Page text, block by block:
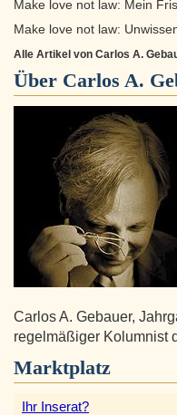
Make love not law: Mein
Make love not law:
Alle Artikel von Carlos A.
Über Carlos A.
Carlos A. Gebauer,
regelmäßiger Kolumnist
Marktplatz
Ihr Inserat?